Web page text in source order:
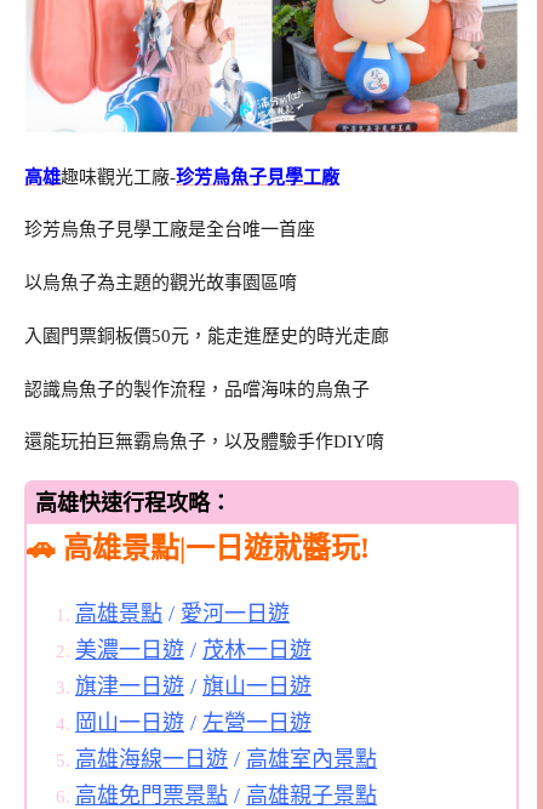
高雄趣味觀光工廠-珍芳烏魚子見學工廠
珍芳烏魚子見學工廠是全台唯一首座
以烏魚子為主題的觀光故事園區唷
入園門票銅板價50元，能走進歷史的時光走廊
認識烏魚子的製作流程，品嚐海味的烏魚子
還能玩拍巨無霸烏魚子，以及體驗手作DIY唷
高雄快速行程攻略：
🚗 高雄景點|一日遊就醬玩!
高雄景點 / 愛河一日遊
美濃一日遊 / 茂林一日遊
旗津一日遊 / 旗山一日遊
岡山一日遊 / 左營一日遊
高雄海線一日遊 / 高雄室內景點
高雄免門票景點 / 高雄親子景點